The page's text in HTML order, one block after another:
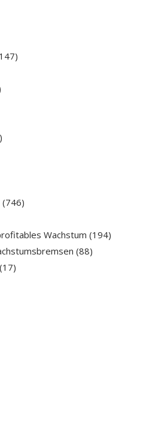
(746)
Wachstum (194)
(88)